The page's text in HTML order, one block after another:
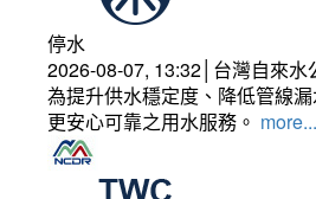
停水
2026-08-07, 13:32│台灣自來水
為提升供水穩定度、降低管線
更安心可靠之用水服務。 more...